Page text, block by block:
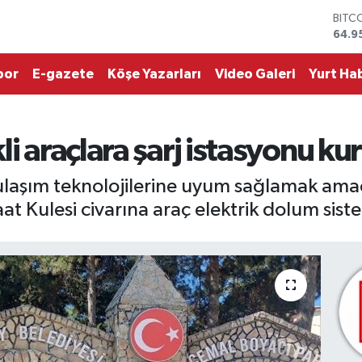
EURO
E-gazete Köşe Yazarları Video Galeri Yurt
araçlara şarj istasyonu
teknolojilerine uyum sağlamak
Kulesi civarına araç elektrik dolum